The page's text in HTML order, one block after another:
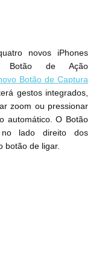
novos iPhones
Botão de Ação
Botão de Captura
gestos integrados,
zoom ou pressionar
automático. O Botão
lado direito dos
botão de ligar.